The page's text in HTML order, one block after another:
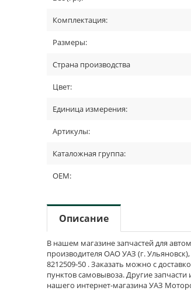
Комплектация:
Размеры:
Страна производства
Цвет:
Единица измерения:
Артикулы:
Каталожная группа:
OEM:
Описание
В нашем магазине запчастей для
производителя ОАО УАЗ (г.
8212509-50 . Заказать можно с
пунктов самовывоза. Другие
нашего интернет-магазина УАЗ